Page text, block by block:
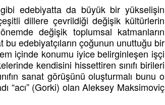
edebiyatta da büyük bir yükselişin
dillere çevrildiği değişik kültürlerin
değişik toplumsal katmanların
edebiyatçıların çoğunun unuttuğu bir
içinde konumu iyice belirginleşen işçi
kendisini hissettiren sınıfı birileri
sanat görüşünü oluşturmalı bunu o
“acı” (Gorki) olan Aleksey Maksimoviç